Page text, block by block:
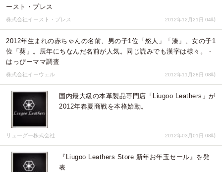
ースト・プレス
株式会社イースト・プレス 2012年12月21日 04時
2012年生まれの赤ちゃんの名前、男の子1位「悠人」「湊」、女の子1
位「葵」。辰年にちなんだ名前が人気。同じ読みでも漢字は様々。 -
はっぴーママ調査
株式会社イーウェル 2012年11月28日 08時
国内最大級の本革製品専門店「Liugoo Leathers」が
2012年春夏商戦を本格始動。
リューグー株式会社 2012年03月01日 08時
『Liugoo Leathers Store 新年お年玉セール』を発
表